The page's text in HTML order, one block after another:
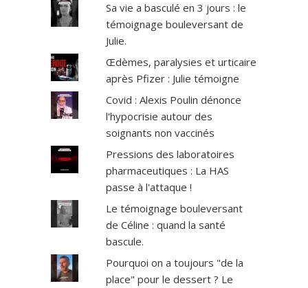
Sa vie a basculé en 3 jours : le
témoignage bouleversant de
Julie.
Œdèmes, paralysies et urticaire
après Pfizer : Julie témoigne
Covid : Alexis Poulin dénonce
l'hypocrisie autour des
soignants non vaccinés
Pressions des laboratoires
pharmaceutiques : La HAS
passe à l'attaque !
Le témoignage bouleversant
de Céline : quand la santé
bascule.
Pourquoi on a toujours "de la
place" pour le dessert ? Le